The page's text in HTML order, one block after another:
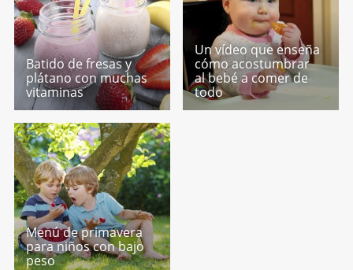
Batido de fresas y
plátano con muchas
vitaminas
Un vídeo que enseña
cómo acostumbrar
al bebé a comer de
todo
Menú de primavera
para niños con bajo
peso